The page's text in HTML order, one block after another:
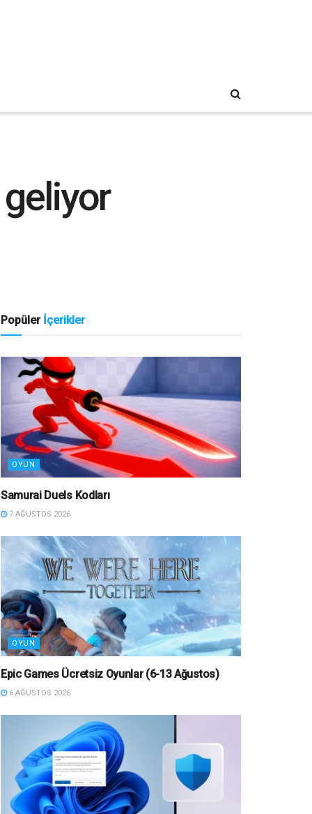
Popüler İçerikler
OYUN
Samurai Duels Kodları
7 AĞUSTOS 2026
OYUN
Epic Games Ücretsiz Oyunlar (6-13 Ağustos)
6 AĞUSTOS 2026